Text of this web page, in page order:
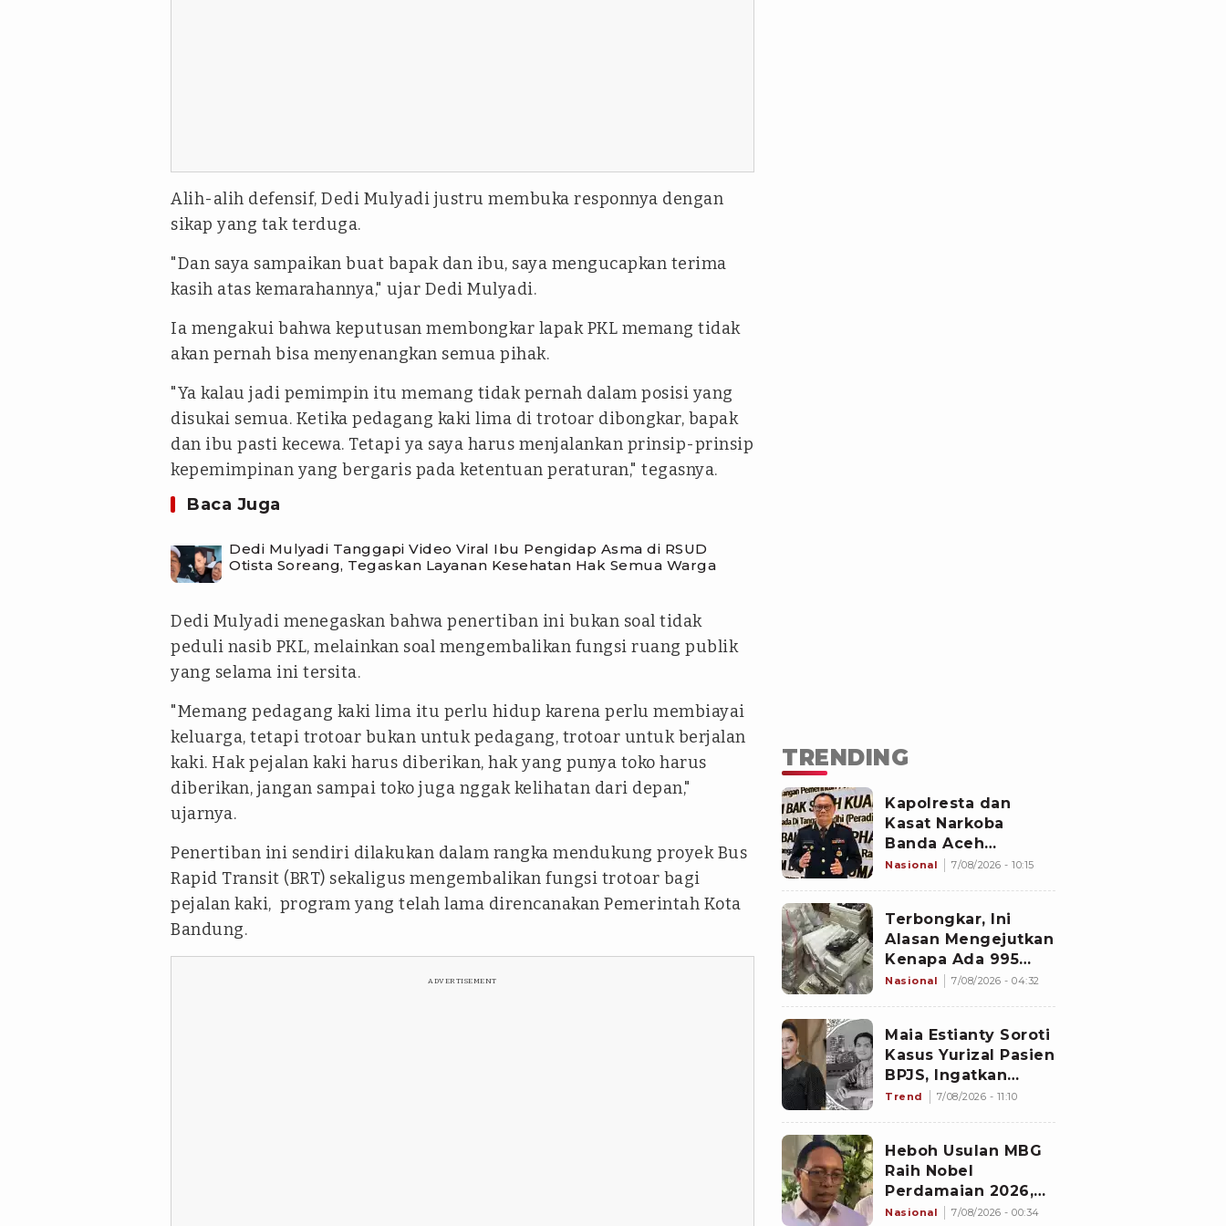
Alih-alih defensif, Dedi Mulyadi justru membuka responnya dengan
sikap yang tak terduga.
"Dan saya sampaikan buat bapak dan ibu, saya mengucapkan terima
kasih atas kemarahannya," ujar Dedi Mulyadi.
Ia mengakui bahwa keputusan membongkar lapak PKL memang tidak
akan pernah bisa menyenangkan semua pihak.
"Ya kalau jadi pemimpin itu memang tidak pernah dalam posisi yang
disukai semua. Ketika pedagang kaki lima di trotoar dibongkar, bapak
dan ibu pasti kecewa. Tetapi ya saya harus menjalankan prinsip-prinsip
kepemimpinan yang bergaris pada ketentuan peraturan," tegasnya.
Baca Juga
Dedi Mulyadi Tanggapi Video Viral Ibu Pengidap Asma di RSUD
Otista Soreang, Tegaskan Layanan Kesehatan Hak Semua Warga
Dedi Mulyadi menegaskan bahwa penertiban ini bukan soal tidak
peduli nasib PKL, melainkan soal mengembalikan fungsi ruang publik
yang selama ini tersita.
"Memang pedagang kaki lima itu perlu hidup karena perlu membiayai
keluarga, tetapi trotoar bukan untuk pedagang, trotoar untuk berjalan
kaki. Hak pejalan kaki harus diberikan, hak yang punya toko harus
diberikan, jangan sampai toko juga nggak kelihatan dari depan,"
ujarnya.
Penertiban ini sendiri dilakukan dalam rangka mendukung proyek Bus
Rapid Transit (BRT) sekaligus mengembalikan fungsi trotoar bagi
pejalan kaki, program yang telah lama direncanakan Pemerintah Kota
Bandung.
ADVERTISEMENT
TRENDING
Kapolresta dan
Kasat Narkoba
Banda Aceh
Diperiksa
Nasional 7/08/2026 - 10:15
Terbongkar, Ini
Alasan Mengejutkan
Kenapa Ada 995
Senjata di Dalam
Nasional 7/08/2026 - 04:32
Maia Estianty Soroti
Kasus Yurizal Pasien
BPJS, Ingatkan
Nakes untuk Jaga
Trend 7/08/2026 - 11:10
Heboh Usulan MBG
Raih Nobel
Perdamaian 2026,
Istana Akhirnya
Nasional 7/08/2026 - 00:34